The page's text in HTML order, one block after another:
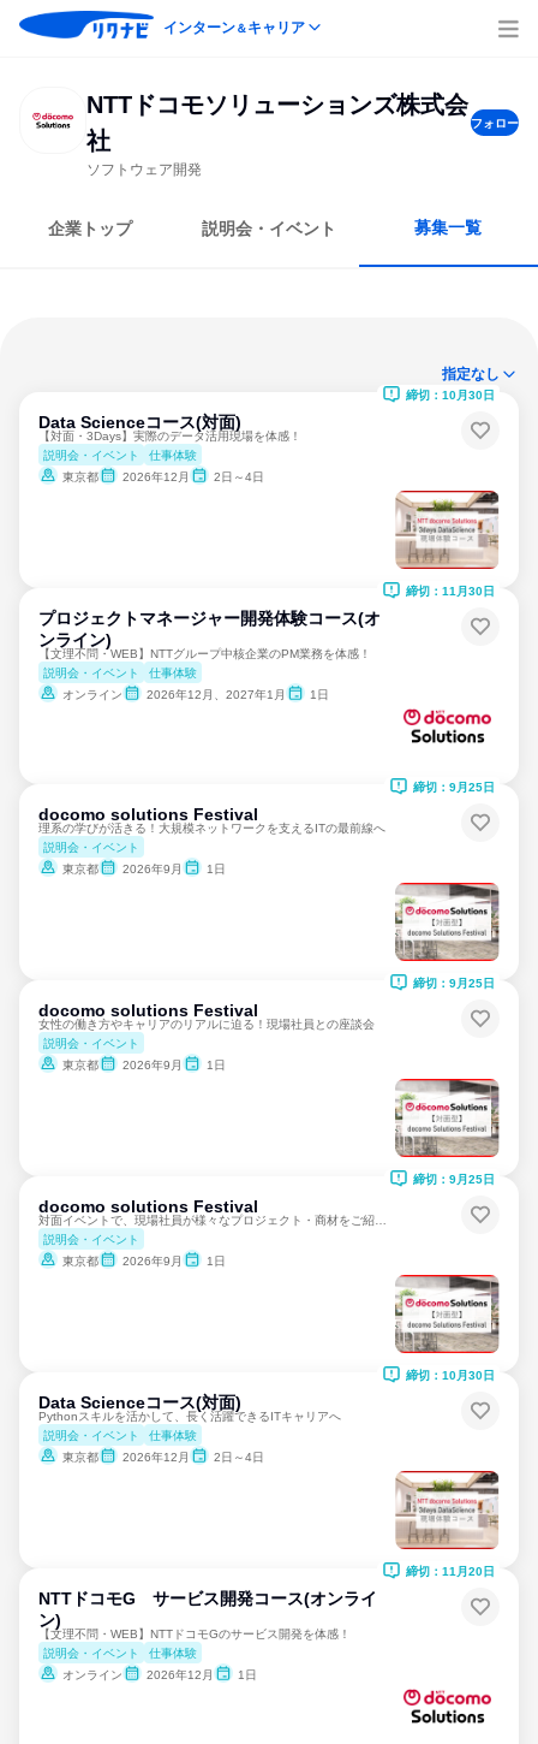
インターン＆キャリア
NTTドコモソリューションズ株式会
社
フォロー
ソフトウェア開発
企業トップ 説明会・イベント 募集一覧
指定なし
Data Scienceコース(対面)
【対面・3Days】実際のデータ活用現場を体感！
説明会・イベント
仕事体験
東京都
2026年12月 2日～4日
締切：10月30日
プロジェクトマネージャー開発体験コース(オ
ンライン)
【文理不問・WEB】NTTグループ中核企業のPM業務を体感！
説明会・イベント
仕事体験
オンライン
2026年12月、2027年1月 1日
締切：11月30日
docomo solutions Festival
理系の学びが活きる！大規模ネットワークを支えるITの最前線へ
説明会・イベント
東京都
2026年9月 1日
締切：9月25日
docomo solutions Festival
女性の働き方やキャリアのリアルに迫る！現場社員との座談会
説明会・イベント
東京都
2026年9月 1日
締切：9月25日
docomo solutions Festival
説明会・イベント
東京都
2026年9月 1日
締切：9月25日
Data Scienceコース(対面)
Pythonスキルを活かして、長く活躍できるITキャリアへ
説明会・イベント
仕事体験
東京都
2026年12月 2日～4日
締切：10月30日
NTTドコモG サービス開発コース(オンライ
ン)
【文理不問・WEB】NTTドコモGのサービス開発を体感！
説明会・イベント
仕事体験
オンライン
2026年12月 1日
締切：11月20日